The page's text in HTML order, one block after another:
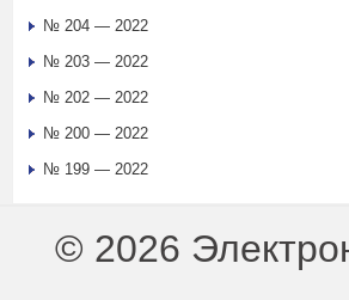
№ 204 — 2022
№ 203 — 2022
№ 202 — 2022
№ 200 — 2022
№ 199 — 2022
© 2026